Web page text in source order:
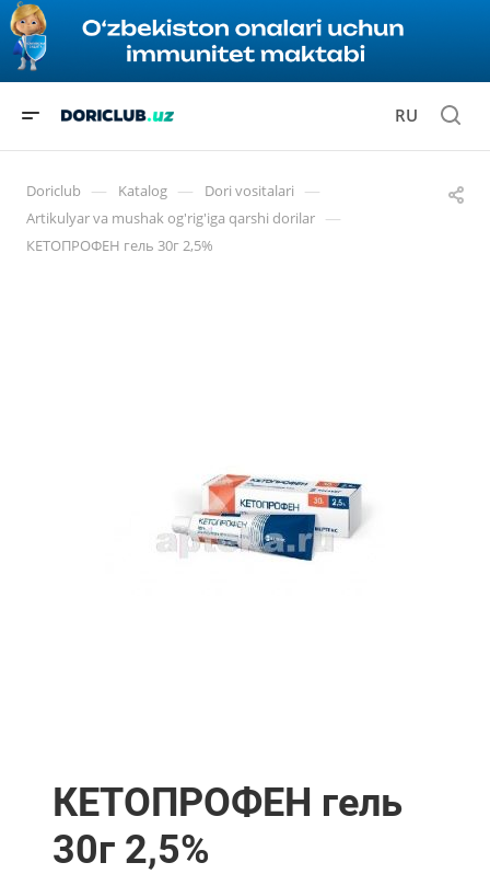
RU
Doriclub — Katalog — Dori vositalari —
Artikulyar va mushak og'rig'iga qarshi dorilar —
КЕТОПРОФЕН гель 30г 2,5%
КЕТОПРОФЕН гель
30г 2,5%